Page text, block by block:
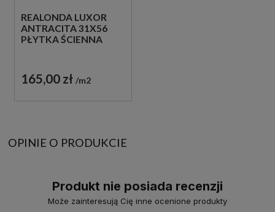
REALONDA LUXOR
ANTRACITA 31X56
PŁYTKA ŚCIENNA
165,00 zł m2
OPINIE O PRODUKCIE
Produkt nie posiada recenzji
Może zainteresują Cię inne ocenione produkty